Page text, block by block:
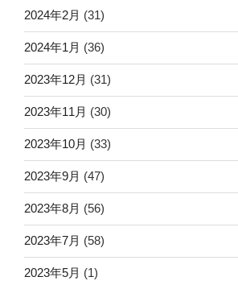
2024年2月 (31)
2024年1月 (36)
2023年12月 (31)
2023年11月 (30)
2023年10月 (33)
2023年9月 (47)
2023年8月 (56)
2023年7月 (58)
2023年5月 (1)